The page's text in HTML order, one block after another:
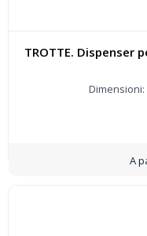
TROTTE. Dispenser
Dimensioni: